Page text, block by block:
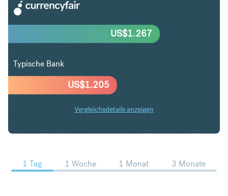
US$1.205
US$1.267
Typische Bank
Vergleichsdetails anzeigen
HKD in USD Trends
1 Tag 1 Woche 1 Monat 3 Monate